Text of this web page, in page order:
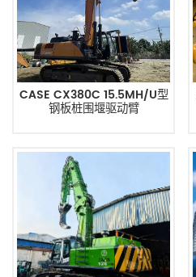
CASE CX380C 15.5MH/U型
钢板桩围堰驱动臂